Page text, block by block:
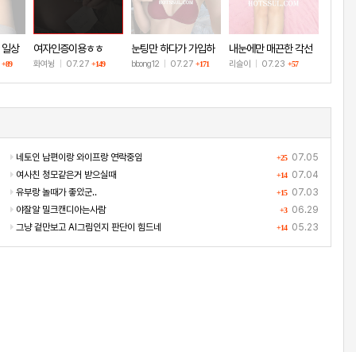
상
+89
여자인증이용ㅎㅎ
화여뉭 07.27 +149
눈팅만 하다가 가입하
고 인증!
bbong12 07.27 +171
내눈에만 매끈한 각선
미
리슬이 07.23 +57
+25 07.05
네토인 남편이랑 와이프랑 연락중임
+14 07.04
여사친 청모같은거 받으실때
+15 07.03
유부랑 놀때가 좋았군..
+3 06.29
야잘알 밀크캔디아는사람
+14 05.23
그냥 겉만보고 AI그림인지 판단이 힘드네